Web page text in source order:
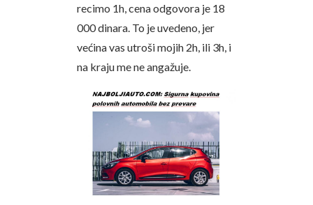
recimo 1h, cena odgovora je 18
000 dinara. To je uvedeno, jer
većina vas utroši mojih 2h, ili 3h, i
na kraju me ne angažuje.